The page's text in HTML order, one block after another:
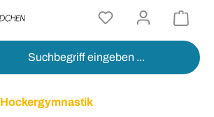
Hockergymnastik